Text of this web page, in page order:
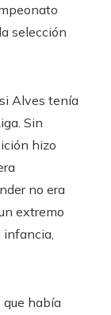
selección
Alves tenía
Sin
hizo
no era
extremo
infancia,
que había